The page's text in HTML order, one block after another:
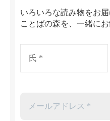
いろいろな読み物をお
ことばの森を、一緒に